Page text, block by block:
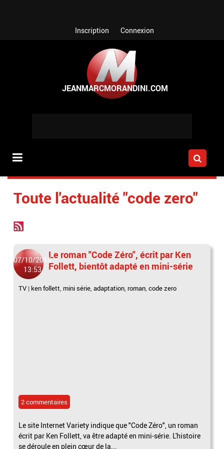
Inscription Connexion
Toute l'actualité "code zero"
07/10/2015
13:53
Le roman "Code Zéro", écrit par Ken
Follett, bientôt adapté en mini-série
TV | ken follett, mini série,adaptation, roman,code zero
2 commentaires
Le site Internet Variety indique que "Code Zéro", un roman
écrit par Ken Follett, va être adapté en mini-série. L'histoire
se déroule en plein cœur de la...